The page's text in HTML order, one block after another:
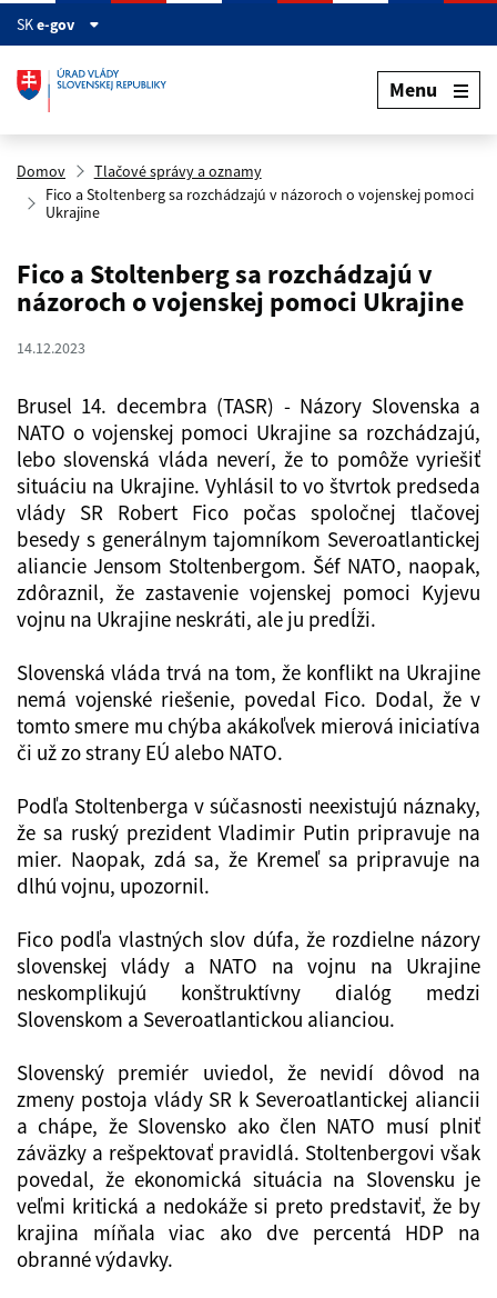
Preskočiť na hlavný obsah
SKe-gov
Menu
Domov
Tlačové správy a oznamy
Fico a Stoltenberg sa rozchádzajú v názoroch o vojenskej pomoci
Ukrajine
Fico a Stoltenberg sa rozchádzajú v
názoroch o vojenskej pomoci Ukrajine
14.12.2023
Brusel 14. decembra (TASR) - Názory Slovenska a
NATO o vojenskej pomoci Ukrajine sa rozchádzajú,
lebo slovenská vláda neverí, že to pomôže vyriešiť
situáciu na Ukrajine. Vyhlásil to vo štvrtok predseda
vlády SR Robert Fico počas spoločnej tlačovej
besedy s generálnym tajomníkom Severoatlantickej
aliancie Jensom Stoltenbergom. Šéf NATO, naopak,
zdôraznil, že zastavenie vojenskej pomoci Kyjevu
vojnu na Ukrajine neskráti, ale ju predĺži.
Slovenská vláda trvá na tom, že konflikt na Ukrajine
nemá vojenské riešenie, povedal Fico. Dodal, že v
tomto smere mu chýba akákoľvek mierová iniciatíva
či už zo strany EÚ alebo NATO.
Podľa Stoltenberga v súčasnosti neexistujú náznaky,
že sa ruský prezident Vladimir Putin pripravuje na
mier. Naopak, zdá sa, že Kremeľ sa pripravuje na
dlhú vojnu, upozornil.
Fico podľa vlastných slov dúfa, že rozdielne názory
slovenskej vlády a NATO na vojnu na Ukrajine
neskomplikujú konštruktívny dialóg medzi
Slovenskom a Severoatlantickou alianciou.
Slovenský premiér uviedol, že nevidí dôvod na
zmeny postoja vlády SR k Severoatlantickej aliancii
a chápe, že Slovensko ako člen NATO musí plniť
záväzky a rešpektovať pravidlá. Stoltenbergovi však
povedal, že ekonomická situácia na Slovensku je
veľmi kritická a nedokáže si preto predstaviť, že by
krajina míňala viac ako dve percentá HDP na
obranné výdavky.